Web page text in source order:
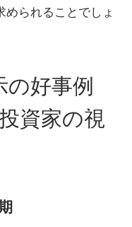
められることでしょ
の好事例
資家の視